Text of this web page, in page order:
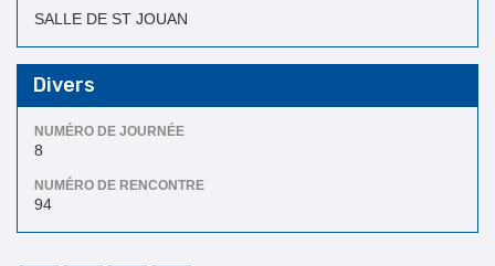
SALLE DE ST JOUAN
Divers
NUMÉRO DE JOURNÉE
8
NUMÉRO DE RENCONTRE
94